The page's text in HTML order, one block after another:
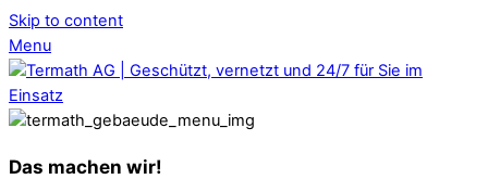
Skip to content
Menu
Das machen wir!